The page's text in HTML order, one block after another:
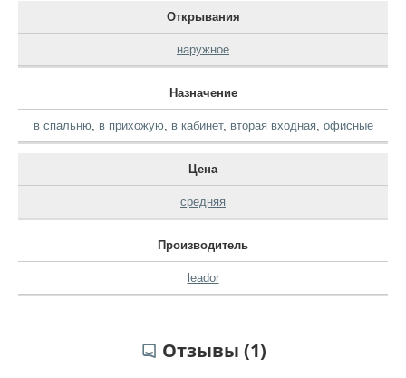
Открывания
наружное
Назначение
в спальню, в прихожую, в кабинет, вторая входная, офисные
Цена
средняя
Производитель
leador
Отзывы (1)